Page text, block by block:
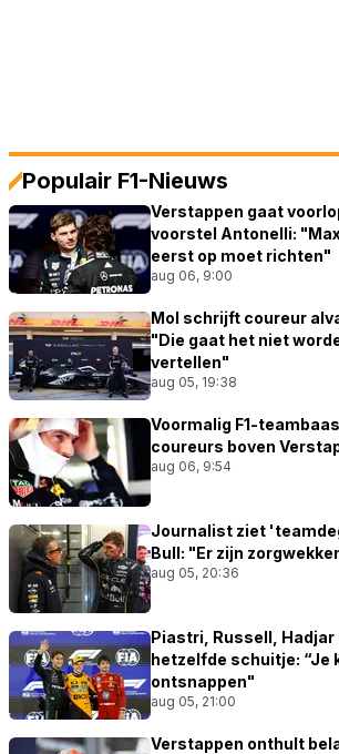
Populair F1-Nieuws
Verstappen gaat
voorstel Antonelli:
eerst op moet richten"
aug 06, 9:00
Mol schrijft coureur
"Die gaat het niet
vertellen"
aug 05, 19:38
Voormalig F1-
coureurs boven
aug 06, 9:54
Journalist ziet
Bull: "Er zijn
aug 05, 20:36
Piastri, Russell, Hadjar
hetzelfde schuitje: “Je
ontsnappen"
aug 05, 21:00
Verstappen onthult